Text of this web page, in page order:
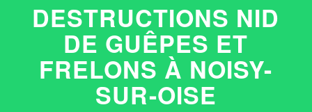
DESTRUCTIONS NID
DE GUÊPES ET
FRELONS À NOISY-
SUR-OISE